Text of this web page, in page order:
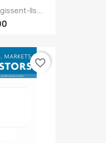
Ils...
favorite_border